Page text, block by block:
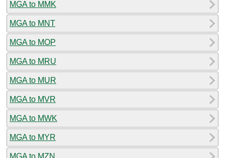
MGA to MMK
MGA to MNT
MGA to MOP
MGA to MRU
MGA to MUR
MGA to MVR
MGA to MWK
MGA to MYR
MGA to MZN